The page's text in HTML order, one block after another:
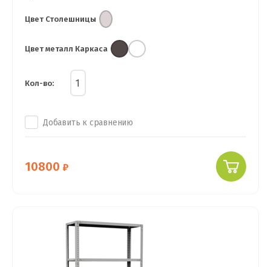
Цвет Столешницы
Цвет металл Каркаса
Кол-во:
Добавить к сравнению
10800